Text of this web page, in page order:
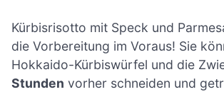
Kürbisrisotto mit Speck und
die Vorbereitung im Voraus! Sie
Hokkaido-Kürbiswürfel und die
Stunden vorher schneiden und